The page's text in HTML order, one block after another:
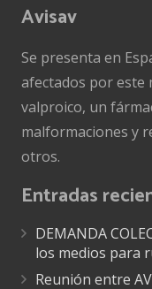
Avisav
Se presenta en
afectados por este
valproico, un
malformaciones y
otros.
Entradas
DEMANDA
los medios para
Reunión entre